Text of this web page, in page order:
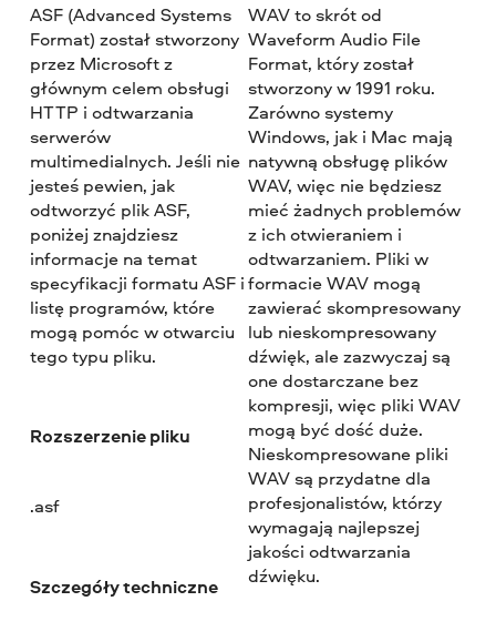
ASF (Advanced Systems
Format) został stworzony
przez Microsoft z
głównym celem obsługi
HTTP i odtwarzania
serwerów
multimedialnych. Jeśli nie
jesteś pewien, jak
odtworzyć plik ASF,
poniżej znajdziesz
informacje na temat
specyfikacji formatu ASF i
listę programów, które
mogą pomóc w otwarciu
tego typu pliku.
Rozszerzenie pliku
.asf
Szczegóły techniczne
WAV to skrót od
Waveform Audio File
Format, który został
stworzony w 1991 roku.
Zarówno systemy
Windows, jak i Mac mają
natywną obsługę plików
WAV, więc nie będziesz
mieć żadnych problemów
z ich otwieraniem i
odtwarzaniem. Pliki w
formacie WAV mogą
zawierać skompresowany
lub nieskompresowany
dźwięk, ale zazwyczaj są
one dostarczane bez
kompresji, więc pliki WAV
mogą być dość duże.
Nieskompresowane pliki
WAV są przydatne dla
profesjonalistów, którzy
wymagają najlepszej
jakości odtwarzania
dźwięku.